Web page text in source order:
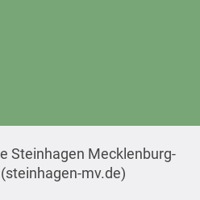
Steinhagen Mecklenburg-
mv.de)